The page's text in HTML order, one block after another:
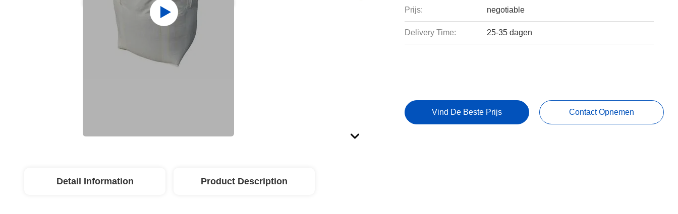
Prijs: negotiable
Delivery Time: 25-35 dagen
Vind De Beste Prijs Contact Opnemen
Detail Information Product Description